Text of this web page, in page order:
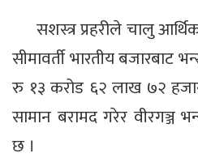
सशस्त्र प्रहरीले चालु
सीमावर्ती भारतीय बजारबाट
रु १३ करोड ६२ लाख ७२
सामान बरामद गरेर वीरगञ्ज
छ ।